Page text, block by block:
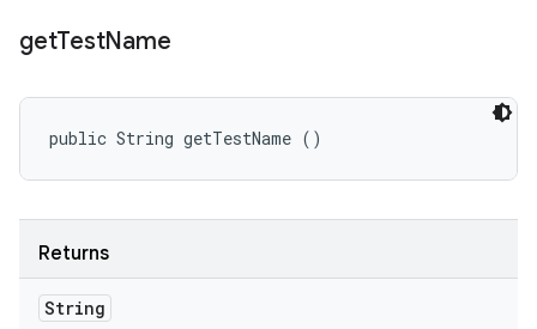
getTestName
public String getTestName ()
Returns
String